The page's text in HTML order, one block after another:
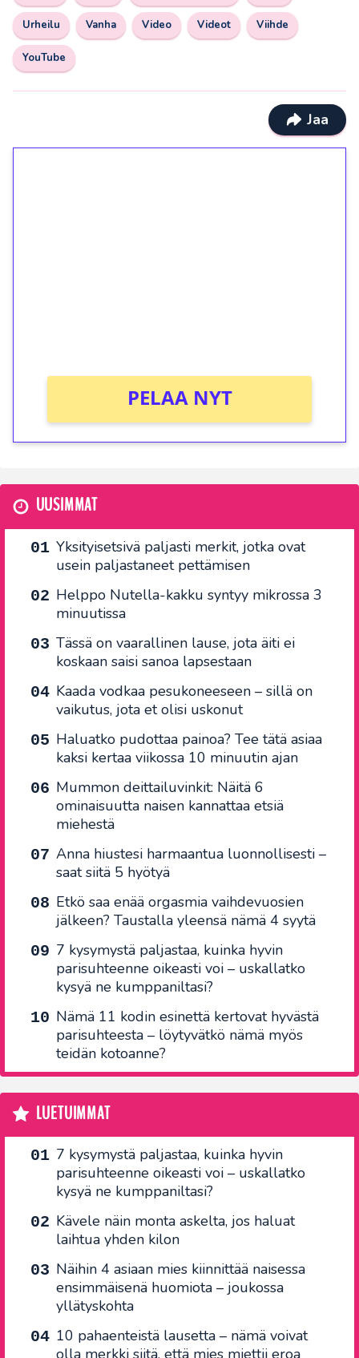
Urheilu Vanha Video Videot Viihde
YouTube
Jaa
PELAA NYT
UUSIMMAT
Yksityisetsivä paljasti merkit, jotka ovat
usein paljastaneet pettämisen
Helppo Nutella-kakku syntyy mikrossa 3
minuutissa
Tässä on vaarallinen lause, jota äiti ei
koskaan saisi sanoa lapsestaan
Kaada vodkaa pesukoneeseen – sillä on
vaikutus, jota et olisi uskonut
Haluatko pudottaa painoa? Tee tätä asiaa
kaksi kertaa viikossa 10 minuutin ajan
Mummon deittailuvinkit: Näitä 6
ominaisuutta naisen kannattaa etsiä
miehestä
Anna hiustesi harmaantua luonnollisesti –
saat siitä 5 hyötyä
Etkö saa enää orgasmia vaihdevuosien
jälkeen? Taustalla yleensä nämä 4 syytä
7 kysymystä paljastaa, kuinka hyvin
parisuhteenne oikeasti voi – uskallatko
kysyä ne kumppaniltasi?
Nämä 11 kodin esinettä kertovat hyvästä
parisuhteesta – löytyvätkö nämä myös
teidän kotoanne?
LUETUIMMAT
7 kysymystä paljastaa, kuinka hyvin
parisuhteenne oikeasti voi – uskallatko
kysyä ne kumppaniltasi?
Kävele näin monta askelta, jos haluat
laihtua yhden kilon
Näihin 4 asiaan mies kiinnittää naisessa
ensimmäisenä huomiota – joukossa
yllätyskohta
10 pahaenteistä lausetta – nämä voivat
olla merkki siitä, että mies miettii eroa